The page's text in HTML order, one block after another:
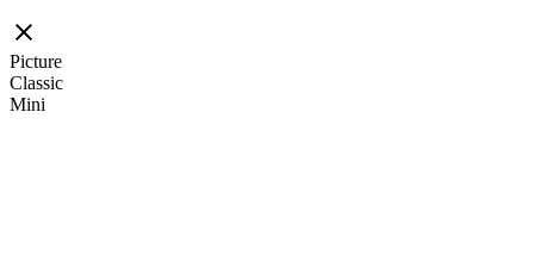
Picture
Classic
Mini